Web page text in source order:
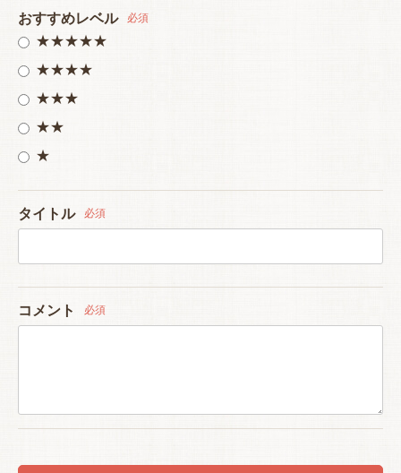
おすすめレベル 必須
★★★★★
★★★★
★★★
★★
★
タイトル 必須
コメント 必須